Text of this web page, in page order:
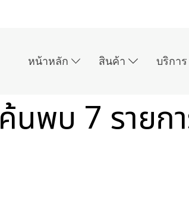
หน้าหลัก สินค้า บริการ
ค้นพบ 7 รายก